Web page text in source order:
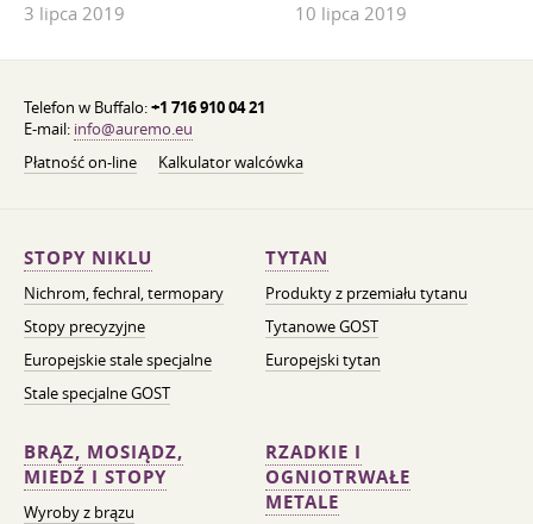
3 lipca 2019 10 lipca 2019
Telefon w Buffalo:+1 716 910 04 21
E-mail: info@auremo.eu
Płatność on-line
Kalkulator walcówka
STOPY NIKLU
Nichrom, fechral, termopary
Stopy precyzyjne
Europejskie stale specjalne
Stale specjalne GOST
TYTAN
Produkty z przemiału tytanu
Tytanowe GOST
Europejski tytan
BRĄZ, MOSIĄDZ,
MIEDŹ I STOPY
Wyroby z brązu
RZADKIE I
OGNIOTRWAŁE
METALE